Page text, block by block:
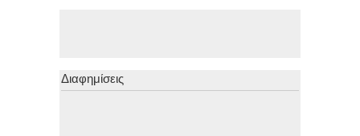
Διαφημίσεις